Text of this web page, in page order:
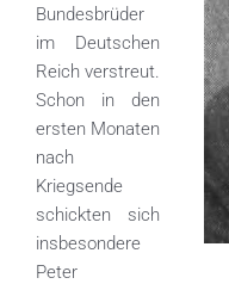
Bundesbrüder
im Deutschen
Reich verstreut.
Schon in den
ersten Monaten
nach
Kriegsende
schickten sich
insbesondere
Peter